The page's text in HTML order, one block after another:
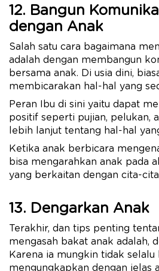
12. Bangun
dengan Anak
Salah satu cara bagaimana
adalah dengan membangun
bersama anak. Di usia dini,
membicarakan hal-hal yang
Peran Ibu di sini yaitu dapat
positif seperti pujian, pelukan,
lebih lanjut tentang hal-hal
Ketika anak berbicara
bisa mengarahkan anak pada
yang berkaitan dengan cita-
13. Dengarkan Anak
Terakhir, dan tips penting
mengasah bakat anak adalah,
Karena ia mungkin tidak selalu
mengungkapkan dengan jelas